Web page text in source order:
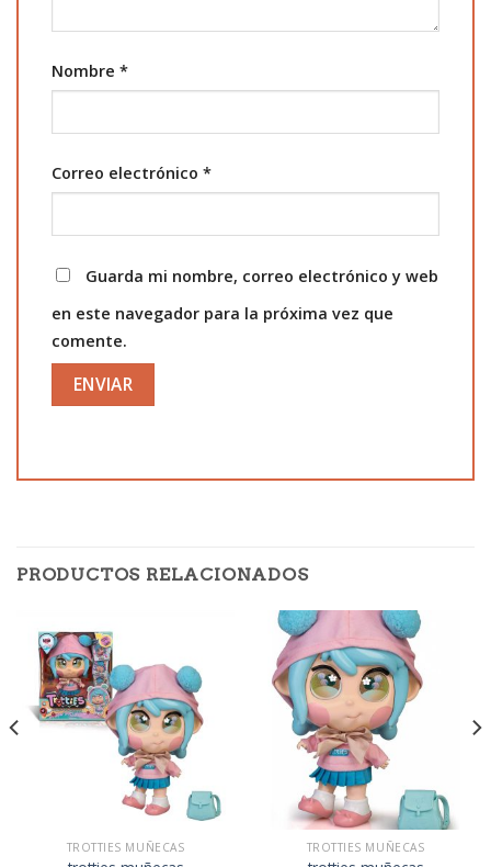
Nombre *
Correo electrónico *
Guarda mi nombre, correo electrónico y web
en este navegador para la próxima vez que
comente.
PRODUCTOS RELACIONADOS
TROTTIES MUÑECAS TROTTIES MUÑECAS